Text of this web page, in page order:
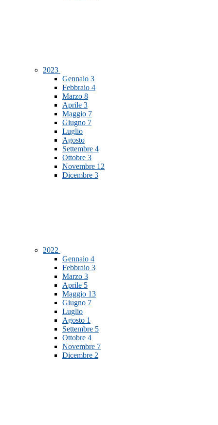
2023
Gennaio 3
Febbraio 4
Marzo 8
Aprile 3
Maggio 7
Giugno 7
Luglio
Agosto
Settembre 4
Ottobre 3
Novembre 12
Dicembre 3
2022
Gennaio 4
Febbraio 3
Marzo 3
Aprile 5
Maggio 13
Giugno 7
Luglio
Agosto 1
Settembre 5
Ottobre 4
Novembre 7
Dicembre 2